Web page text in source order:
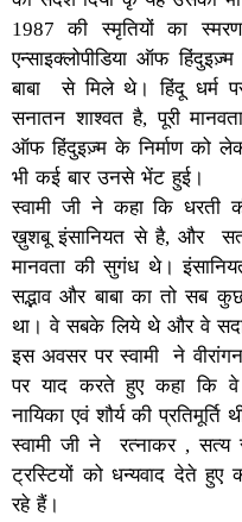
1987 की स्मृतियों का
एन्साइक्लोपीडिया ऑफ
बाबा से मिले थे। हिंदू धर्म
सनातन शाश्वत है, पूरी
ऑफ हिंदुइज़्म के निर्माण को
भी कई बार उनसे भेंट हुई।
स्वामी जी ने कहा कि
ख़ुशबू इंसानियत से है, और
मानवता की सुगंध थे।
सद्भाव और बाबा का तो सब
था। वे सबके लिये थे और वे
इस अवसर पर स्वामी ने
पर याद करते हुए कहा कि वे
नायिका एवं शौर्य की प्रतिमूर्ति
स्वामी जी ने रत्नाकर ,
ट्रस्टियों को धन्यवाद देते
रहे हैं।